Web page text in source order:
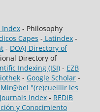
Index- Philosophy
Capes - Latindex-
- DOAJ Directory of
Directory of
Indexing (ISI)- EZB
- Google Scholar-
Mir@bel "(re)cueillir les
Index- REDIB
y Conocimiento